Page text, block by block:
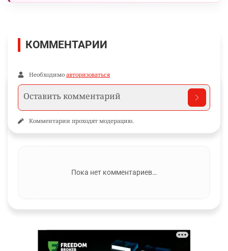
КОММЕНТАРИИ
Необходимо авторизоваться
Комментарии проходят модерацию.
Пока нет комментариев…